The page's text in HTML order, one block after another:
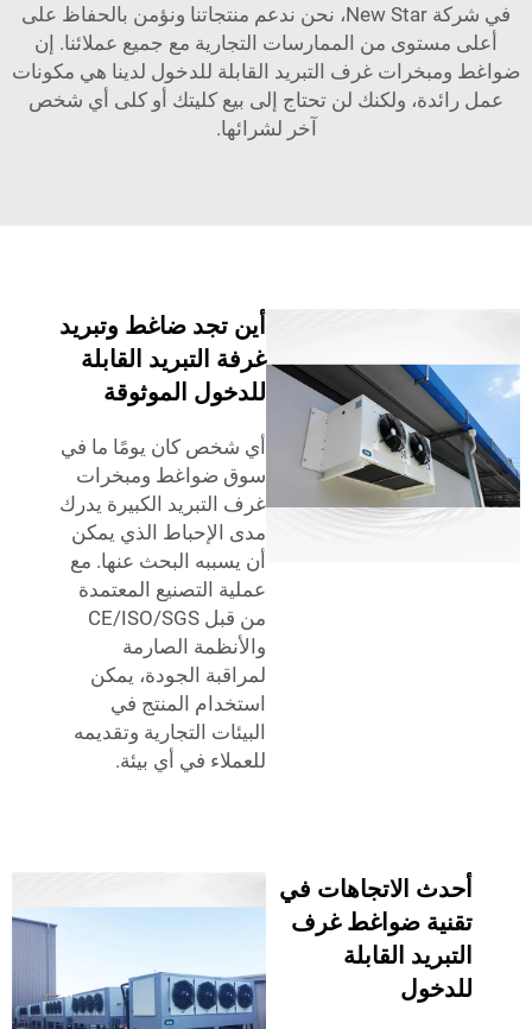
في شركة New Star، نحن ندعم منتجاتنا ونؤمن بالحفاظ على
من الممارسات التجارية مع جميع عملائنا. إن
غرف التبريد القابلة للدخول لدينا هي مكونات
ولكنك لن تحتاج إلى بيع كليتك أو كلى أي شخص
آخر لشرائها.
أين تجد ضاغط وتبريد
غرفة التبريد القابلة
للدخول الموثوقة
أي شخص كان يومًا ما في
سوق ضواغط ومبخرات
غرف التبريد الكبيرة يدرك
مدى الإحباط الذي يمكن
أن يسببه البحث عنها. مع
عملية التصنيع المعتمدة
من قبل CE/ISO/SGS
والأنظمة الصارمة
لمراقبة الجودة، يمكن
استخدام المنتج في
البيئات التجارية وتقديمه
للعملاء في أي بيئة.
الاتجاهات في
ضواغط غرف
القابلة